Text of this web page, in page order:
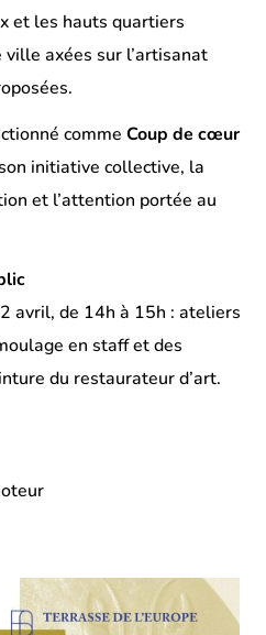
et les hauts quartiers
axées sur l’artisanat
comme Coup de cœur
initiative collective, la
et l’attention portée au
avril, de 14h à 15h : ateliers
en staff et des
du restaurateur d’art.